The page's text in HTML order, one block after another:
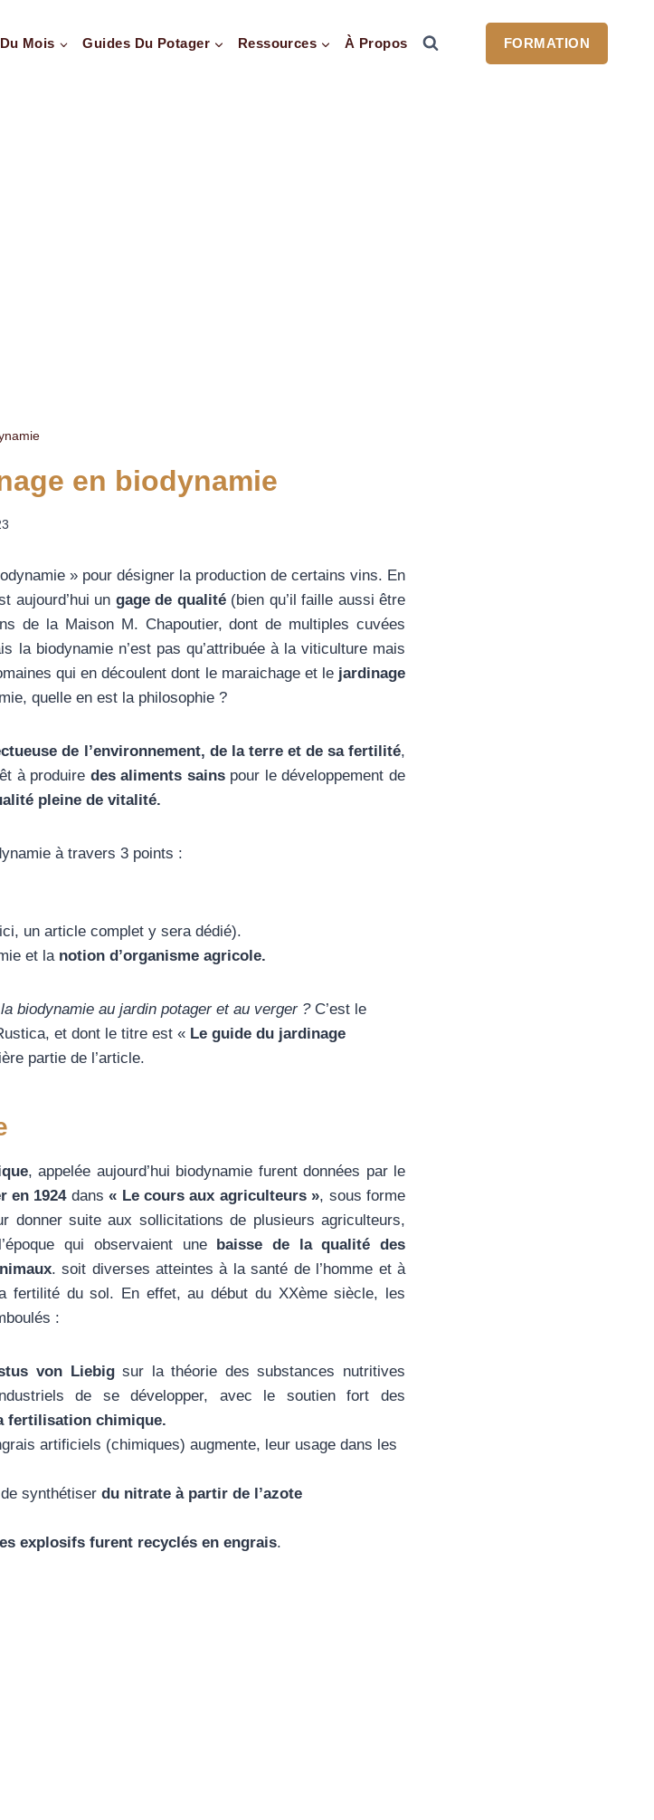
Mois Guides Du Potager Ressources À Propos FORMATION
en biodynamie
» pour désigner la production de certains vins. En
aujourd’hui un gage de qualité(bien qu’il faille aussi être
de la Maison M. Chapoutier, dont de multiples cuvées
la biodynamie n’est pas qu’attribuée à la viticulture mais
qui en découlent dont le maraichage et le jardinage
quelle en est la philosophie ?
de l’environnement, de la terre et de sa fertilité,
à produire des aliments sainspour le développement de
pleine de vitalité.
à travers 3 points :
un article complet y sera dédié).
et la notion d’organisme agricole.
biodynamie au jardin potager et au verger ?C’est le
et dont le titre est « Le guide du jardinage
partie de l’article.
, appelée aujourd’hui biodynamie furent données par le
en 1924dans« Le cours aux agriculteurs », sous forme
donner suite aux sollicitations de plusieurs agriculteurs,
qui observaient une baisse de la qualité des
. soit diverses atteintes à la santé de l’homme et à
fertilité du sol. En effet, au début du XXème siècle, les
:
von Liebigsur la théorie des substances nutritives
de se développer, avec le soutien fort des
fertilisation chimique.
artificiels (chimiques) augmente, leur usage dans les
synthétiser du nitrate à partir de l’azote
explosifs furent recyclés en engrais.